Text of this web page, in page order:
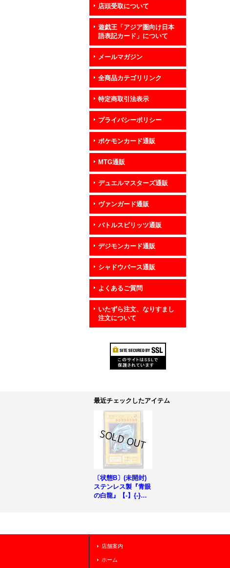
店頭受取について
遊戯王「アジア圏向け日本
語表記カード」について
メールマガジン
全商品カテゴリリンク
特定商取引法表示
プライバシーポリシー
ポケモンカード通販
MTG通販
デュエルマスターズ通販
ヴァンガード通販
バトルスピリッツ通販
デジモンカード通販
シャドウバース通販
よくあるご質問
いたずら注文、なりすまし
注文について
最近チェックしたアイテム
〔状態B〕(未開封)
ステンレス製『青眼
の白龍』【-】{-}
店舗案内
ホーム